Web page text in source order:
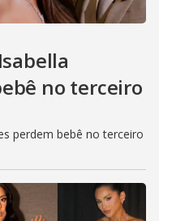
no terceiro
perdem bebê no terceiro